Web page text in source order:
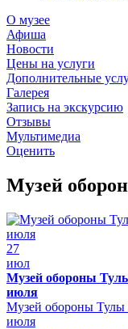
О музее
Афиша
Новости
Цены на услуги
Дополнительные
Галерея
Запись на экскурсию
Отзывы
Мультимедиа
Оценить
Музей
27
июл
Музей обороны
июля
Музей обороны Тулы
июля